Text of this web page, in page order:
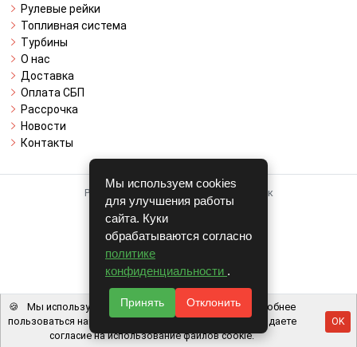
Рулевые рейки
Топливная система
Турбины
О нас
Доставка
Оплата СБП
Рассрочка
Новости
Контакты
Работает на системе для авторазборок
CARRO.БИЗНЕС
Полная версия
© COPYRIGHT 2026 г.
v1.1.24
Мы используем cookies
для улучшения работы
сайта. Куки
обрабатываются согласно
политике
конфиденциальности .
Принять Отклонить
🍪
Мы используем файлы cookie, чтобы вам было удобнее
пользоваться нашим сайтом. Используя наш сайт, вы даете
согласие на использование файлов cookie.
OK